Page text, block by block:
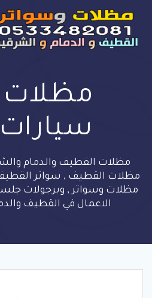
to
مظلات
سيارات
مظلات القطيف والدمام
مظلات القطيف , سواتر
مظلات وسواتر , وبرجولات
الاعمال في القطيف والدمام -